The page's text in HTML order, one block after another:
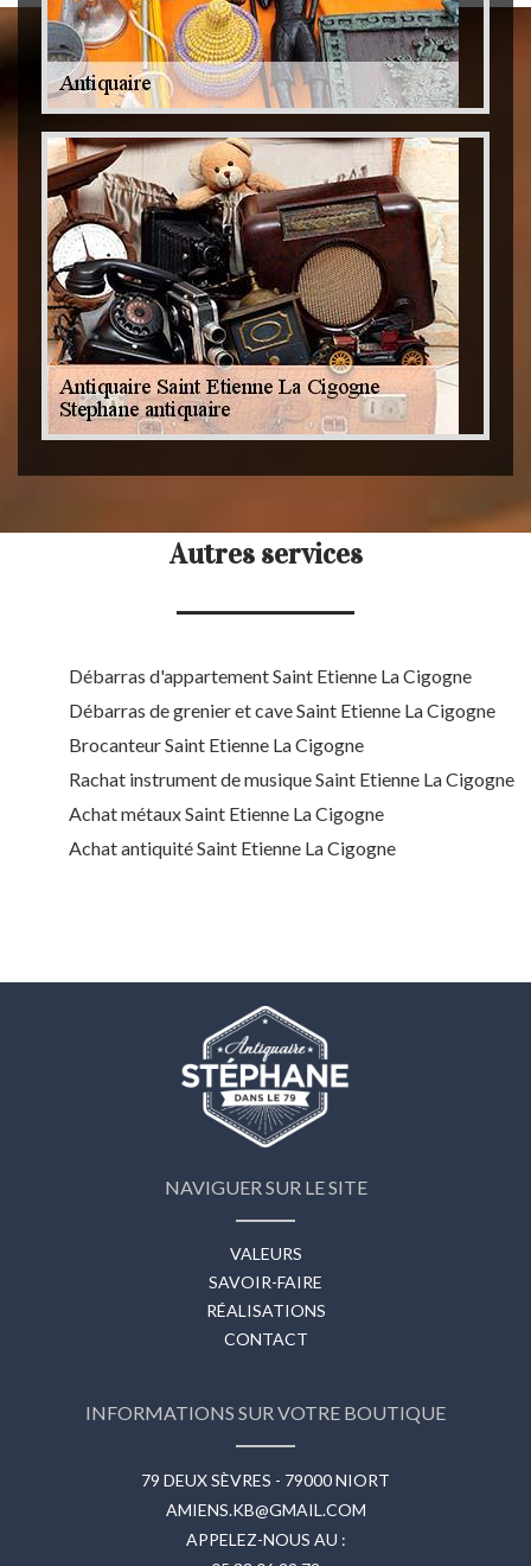
Autres services
Débarras d'appartement Saint Etienne La Cigogne
Débarras de grenier et cave Saint Etienne La Cigogne
Brocanteur Saint Etienne La Cigogne
Rachat instrument de musique Saint Etienne La Cigogne
Achat métaux Saint Etienne La Cigogne
Achat antiquité Saint Etienne La Cigogne
NAVIGUER SUR LE SITE
VALEURS
SAVOIR-FAIRE
RÉALISATIONS
CONTACT
INFORMATIONS SUR VOTRE BOUTIQUE
79 DEUX SÈVRES - 79000 NIORT
AMIENS.KB@GMAIL.COM
APPELEZ-NOUS AU :